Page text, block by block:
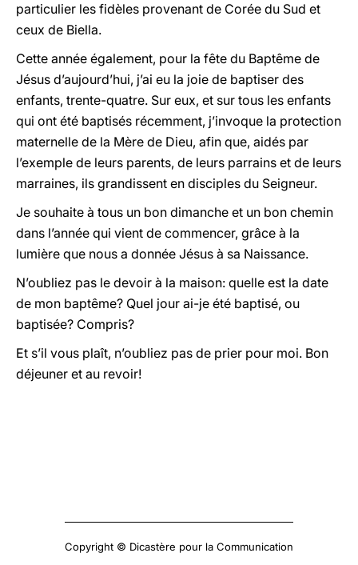
particulier les fidèles provenant de Corée du Sud et
ceux de Biella.
Cette année également, pour la fête du Baptême de
Jésus d’aujourd’hui, j’ai eu la joie de baptiser des
enfants, trente-quatre. Sur eux, et sur tous les enfants
qui ont été baptisés récemment, j’invoque la protection
maternelle de la Mère de Dieu, afin que, aidés par
l’exemple de leurs parents, de leurs parrains et de leurs
marraines, ils grandissent en disciples du Seigneur.
Je souhaite à tous un bon dimanche et un bon chemin
dans l’année qui vient de commencer, grâce à la
lumière que nous a donnée Jésus à sa Naissance.
N’oubliez pas le devoir à la maison: quelle est la date
de mon baptême? Quel jour ai-je été baptisé, ou
baptisée? Compris?
Et s’il vous plaît, n’oubliez pas de prier pour moi. Bon
déjeuner et au revoir!
Copyright © Dicastère pour la Communication